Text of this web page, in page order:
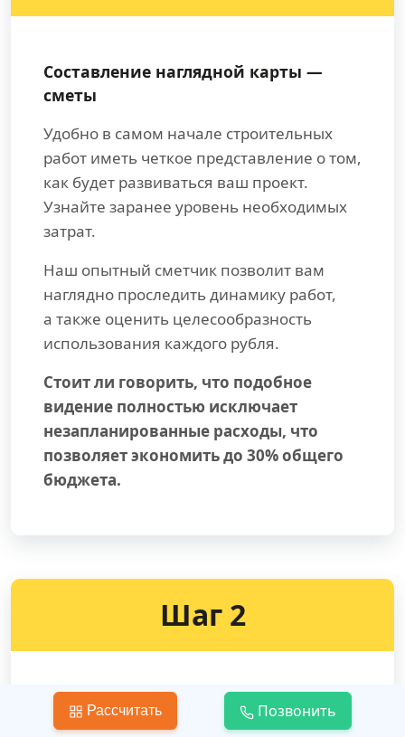
Составление наглядной карты —
сметы
Удобно в самом начале строительных
работ иметь четкое представление о том,
как будет развиваться ваш проект.
Узнайте заранее уровень необходимых
затрат.
Наш опытный сметчик позволит вам
наглядно проследить динамику работ,
а также оценить целесообразность
использования каждого рубля.
Стоит ли говорить, что подобное
видение полностью исключает
незапланированные расходы, что
позволяет экономить до 30% общего
бюджета.
Шаг 2
Заключение Договора подряда
Рассчитать Позвонить